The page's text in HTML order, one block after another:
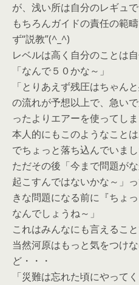
が、浅い所は自分のレギュで
もちろんガイドの責任の範
ず“説教”(^_^)
レベルは高く自分のことは
「なんで５０かな～」
「とりあえず残圧はちゃん
の流れが予想以上で、急い
ったよりエアーを使ってしま
本人的にもこのようなこと
でちょっと落ち込んでいまし
ただその後「今まで問題が
起こすんではないかな～」
きな問題になる前に『ちょ
なんでしょうね～」
これはみんなにも言えるこ
当然河原はもっと気をつけ
ど・・・
「災難は忘れた頃にやってく